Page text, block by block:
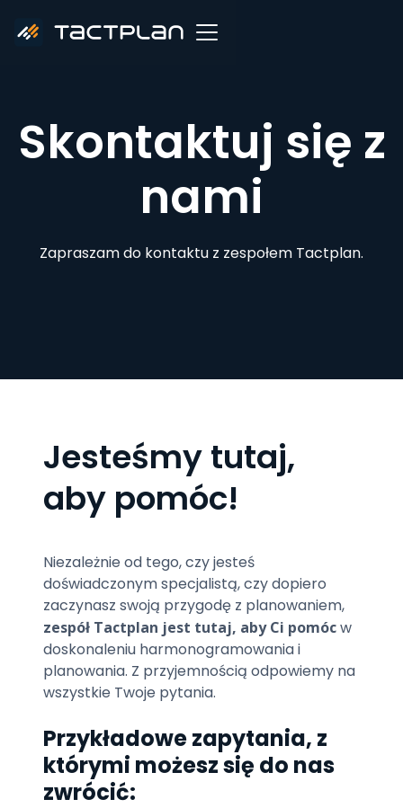
Skontaktuj się z
nami
Zapraszam do kontaktu z zespołem Tactplan.
Jesteśmy tutaj,
aby pomóc!
Niezależnie od tego, czy jesteś
doświadczonym specjalistą, czy dopiero
zaczynasz swoją przygodę z planowaniem,
zespół Tactplan jest tutaj, aby Ci pomócw
doskonaleniu harmonogramowania i
planowania. Z przyjemnością odpowiemy na
wszystkie Twoje pytania.
Przykładowe zapytania, z
którymi możesz się do nas
zwrócić: